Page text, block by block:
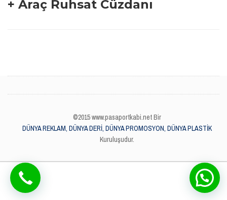
+ Araç Ruhsat Cüzdanı
©2015 www.pasaportkabi.net Bir
DÜNYA REKLAM, DÜNYA DERİ, DÜNYA PROMOSYON, DÜNYA PLASTİK
Kuruluşudur.